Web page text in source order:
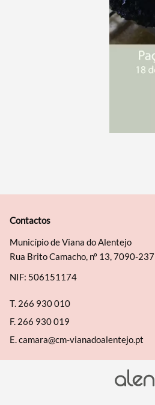
Contactos
Município de Viana do Alentejo
Rua Brito Camacho, nº 13, 7090-237
NIF: 506151174
T. 266 930 010
F. 266 930 019
E.camara@cm-vianadoalentejo.pt